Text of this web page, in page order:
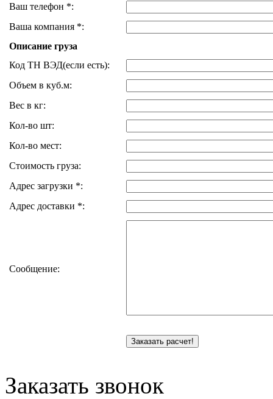
Ваш телефон *:
Ваша компания *:
Описание груза
Код ТН ВЭД(если есть):
Объем в куб.м:
Вес в кг:
Кол-во шт:
Кол-во мест:
Стоимость груза:
Адрес загрузки *:
Адрес доставки *:
Сообщение:
Заказать звонок